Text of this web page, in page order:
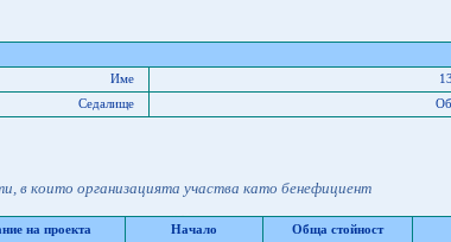
Име
Седалище
в които организацията участва като бенефициент
на проекта Начало Обща стойност